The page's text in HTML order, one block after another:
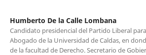
Humberto De la Calle Lombana
Candidato presidencial del Partido Liberal
Abogado de la Universidad de Caldas, en
de la facultad de Derecho. Secretario de